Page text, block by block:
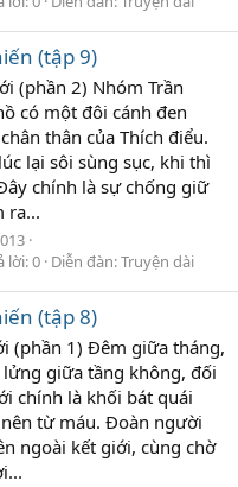
(tập 9)
(phần 2) Nhóm Trần
có một đôi cánh đen
thân của Thích điểu.
lại sôi sùng sục, khi thì
chính là sự chống giữ
ra...
lời: 0 Diễn đàn:Truyện dài
(tập 8)
(phần 1) Đêm giữa tháng,
giữa tầng không, đối
chính là khối bát quái
từ máu. Đoàn người
ngoài kết giới, cùng chờ